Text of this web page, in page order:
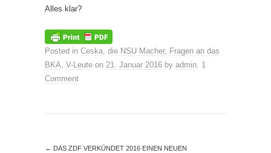
Alles klar?
Posted in Ceska, die NSU Macher, Fragen an das
BKA, V-Leute on 21. Januar 2016 by admin. 1
Comment
← DAS ZDF VERKÜNDET 2016 EINEN NEUEN